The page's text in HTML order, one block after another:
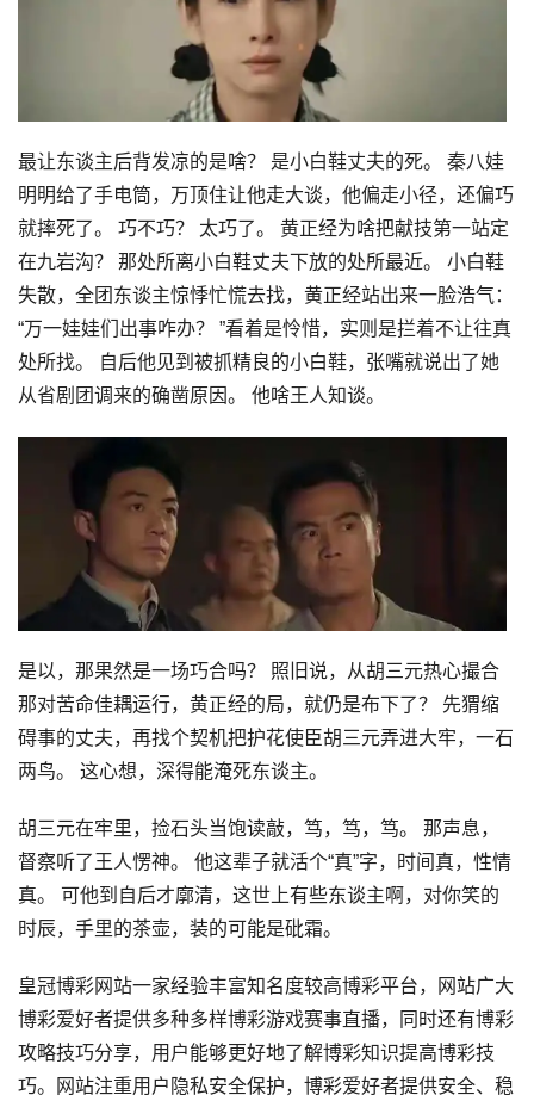
最让东谈主后背发凉的是啥？ 是小白鞋丈夫的死。 秦八娃
明明给了手电筒，万顶住让他走大谈，他偏走小径，还偏巧
就摔死了。 巧不巧？ 太巧了。 黄正经为啥把献技第一站定
在九岩沟？ 那处所离小白鞋丈夫下放的处所最近。 小白鞋
失散，全团东谈主惊悸忙慌去找，黄正经站出来一脸浩气：
“万一娃娃们出事咋办？ ”看着是怜惜，实则是拦着不让往真
处所找。 自后他见到被抓精良的小白鞋，张嘴就说出了她
从省剧团调来的确凿原因。 他啥王人知谈。
是以，那果然是一场巧合吗？ 照旧说，从胡三元热心撮合
那对苦命佳耦运行，黄正经的局，就仍是布下了？ 先猬缩
碍事的丈夫，再找个契机把护花使臣胡三元弄进大牢，一石
两鸟。 这心想，深得能淹死东谈主。
胡三元在牢里，捡石头当饱读敲，笃，笃，笃。 那声息，
督察听了王人愣神。 他这辈子就活个“真”字，时间真，性情
真。 可他到自后才廓清，这世上有些东谈主啊，对你笑的
时辰，手里的茶壶，装的可能是砒霜。
皇冠博彩网站一家经验丰富知名度较高博彩平台，网站广大
博彩爱好者提供多种多样博彩游戏赛事直播，同时还有博彩
攻略技巧分享，用户能够更好地了解博彩知识提高博彩技
巧。网站注重用户隐私安全保护，博彩爱好者提供安全、稳